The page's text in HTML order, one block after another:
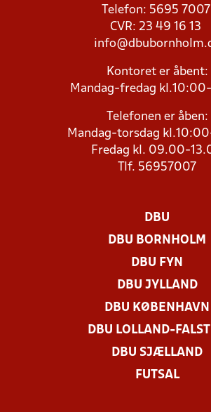
Telefon: 5695 7007
CVR: 23 49 16 13
Kontoret er åbent:
Mandag-fredag
Telefonen er åben:
Mandag-torsdag
Fredag kl. 09.00-
Tlf. 56957007
DBU
DBU BORNHOLM
DBU FYN
DBU JYLLAND
DBU KØBENHAVN
DBU LOLLAND-
DBU SJÆLLAND
FUTSAL